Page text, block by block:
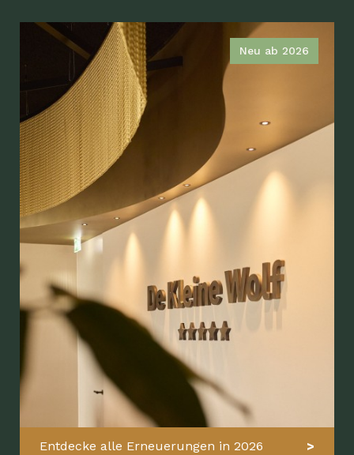
Neu ab 2026
Entdecke alle Erneuerungen in 2026